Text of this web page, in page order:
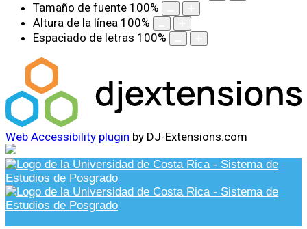
Tamaño de fuente 100%
Altura de la línea 100%
Espaciado de letras 100%
Web Accessibility plugin by DJ-Extensions.com